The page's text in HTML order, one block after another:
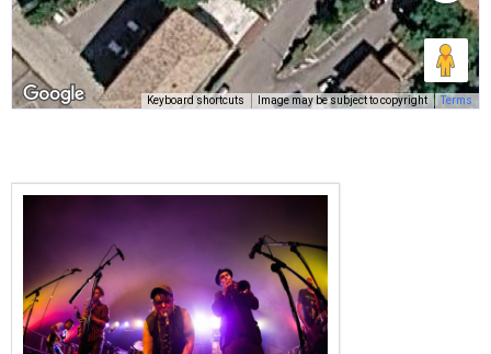
Keyboard shortcuts Image may be subject to copyright Terms